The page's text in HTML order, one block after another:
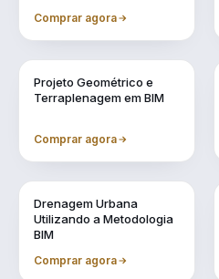
Comprar agora
Projeto Geométrico e
Terraplenagem em BIM
Comprar agora
Drenagem Urbana
Utilizando a Metodologia
BIM
Comprar agora